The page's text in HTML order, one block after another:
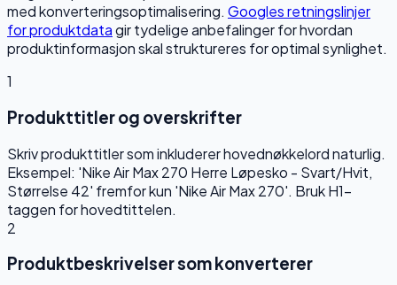
med konverteringsoptimalisering. Googles retningslinjer
for produktdatagir tydelige anbefalinger for hvordan
produktinformasjon skal struktureres for optimal synlighet.
1
Produkttitler og overskrifter
Skriv produkttitler som inkluderer hovednøkkelord naturlig.
Eksempel: 'Nike Air Max 270 Herre Løpesko - Svart/Hvit,
Størrelse 42' fremfor kun 'Nike Air Max 270'. Bruk H1-
taggen for hovedtittelen.
2
Produktbeskrivelser som konverterer